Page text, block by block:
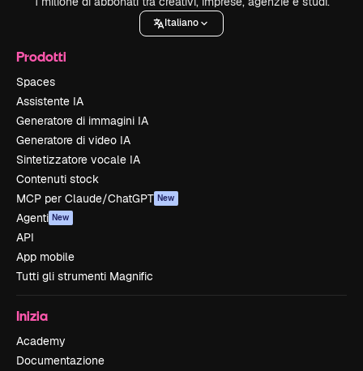
Italiano
Prodotti
Spaces
Assistente IA
Generatore di immagini IA
Generatore di video IA
Sintetizzatore vocale IA
Contenuti stock
MCP per Claude/ChatGPT New
Agenti New
API
App mobile
Tutti gli strumenti Magnific
Inizia
Academy
Documentazione